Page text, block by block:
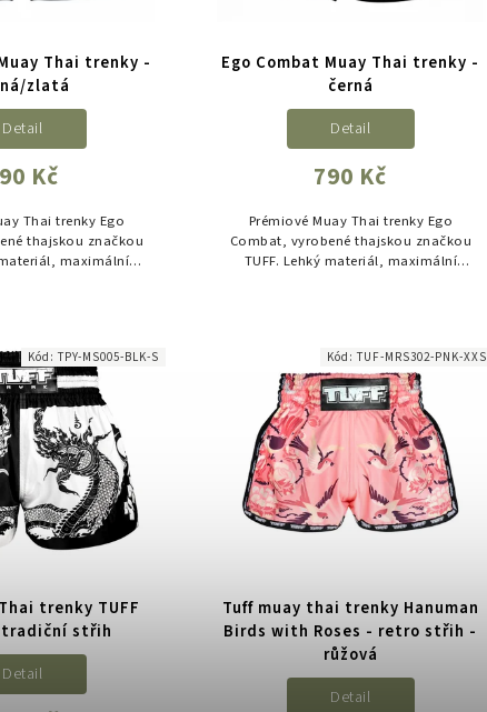
Thai trenky -
zlatá
Kč
Detail
Thai trenky Ego
thajskou značkou
maximální
Ego Combat Muay Thai trenky -
černá
790 Kč
Detail
Prémiové Muay Thai trenky Ego
Combat, vyrobené thajskou značkou
TUFF. Lehký materiál, maximální
trenky TUFF
tradiční střih
Detail
Kód:TPY-MS005-BLK-S
Tuff muay thai trenky Hanuman
Birds with Roses - retro střih -
růžová
Detail
Kód:TUF-MRS302-PNK-XXS